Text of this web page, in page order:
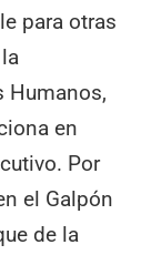
para otras
Humanos,
en
Por
el Galpón
de la